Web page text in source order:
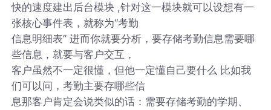
快的速度建出后台模块 ,针对这一模块就可以设想有一
张核心事件表，就称为“考勤
信息明细表” 进而你就要分析，要存储考勤信息需要哪
些信息，就要与客户交互，
客户虽然不一定很懂，但他一定懂自己要什么 比如我
们可以问，考勤主要存哪些信
息那客户肯定会说类似的话：需要存储考勤的学期、